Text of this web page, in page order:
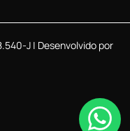
J | Desenvolvido por